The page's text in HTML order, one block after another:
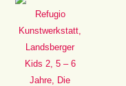
Refugio
Kunstwerkstatt,
Landsberger
Kids 2, 5 – 6
Jahre, Die